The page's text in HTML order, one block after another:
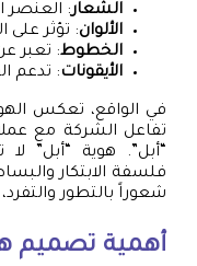
الشعار: العنصر
الألوان: تؤثر على
الخطوط: تعبر
الأيقونات: تدعم
في الواقع، تعكس
تفاعل الشركة مع
“أبل”. هوية “أبل”
فلسفة الابتكار
شعوراً بالتطور
أهمية تصميم